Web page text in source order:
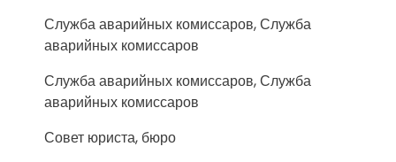
Служба аварийных комиссаров, Служба
аварийных комиссаров
Служба аварийных комиссаров, Служба
аварийных комиссаров
Совет юриста, бюро